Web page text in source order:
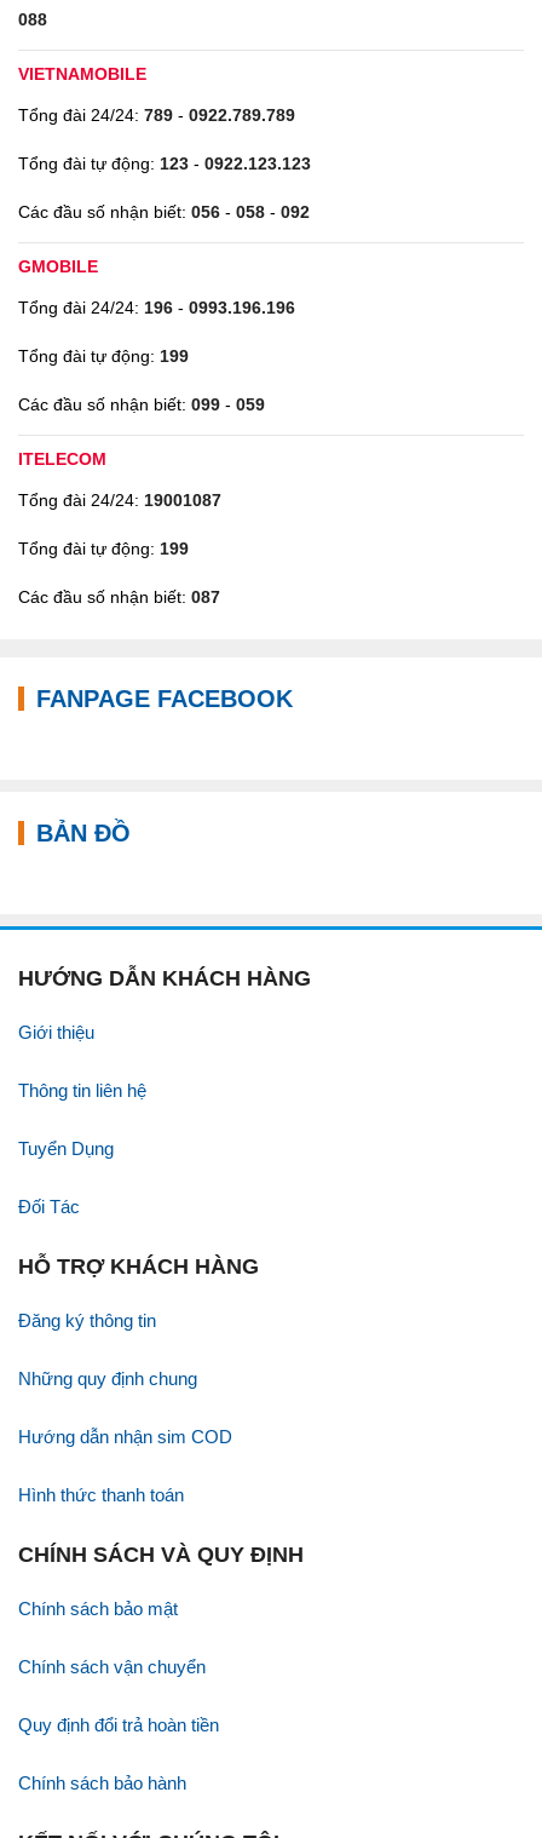
088
VIETNAMOBILE
Tổng đài 24/24: 789 - 0922.789.789
Tổng đài tự động: 123 - 0922.123.123
Các đầu số nhận biết: 056 - 058 - 092
GMOBILE
Tổng đài 24/24: 196 - 0993.196.196
Tổng đài tự động: 199
Các đầu số nhận biết: 099 - 059
ITELECOM
Tổng đài 24/24: 19001087
Tổng đài tự động: 199
Các đầu số nhận biết: 087
FANPAGE FACEBOOK
BẢN ĐỒ
HƯỚNG DẪN KHÁCH HÀNG
Giới thiệu
Thông tin liên hệ
Tuyển Dụng
Đối Tác
HỖ TRỢ KHÁCH HÀNG
Đăng ký thông tin
Những quy định chung
Hướng dẫn nhận sim COD
Hình thức thanh toán
CHÍNH SÁCH VÀ QUY ĐỊNH
Chính sách bảo mật
Chính sách vận chuyển
Quy định đổi trả hoàn tiền
Chính sách bảo hành